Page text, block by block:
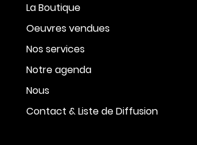
La Boutique
Oeuvres vendues
Nos services
Notre agenda
Nous
Contact & Liste de Diffusion